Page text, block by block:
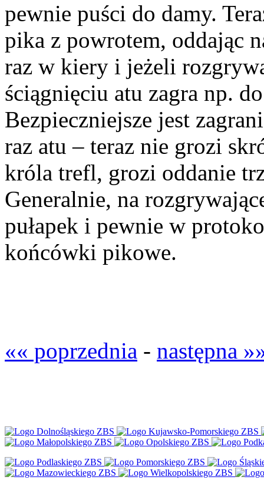
pewnie puści do damy.
pika z powrotem, oddając
raz w kiery i jeżeli
ściągnięciu atu zagra np.
Bezpieczniejsze jest
raz atu – teraz nie grozi
króla trefl, grozi oddanie
Generalnie, na
pułapek i pewnie w
końcówki pikowe.
«« poprzednia - następna